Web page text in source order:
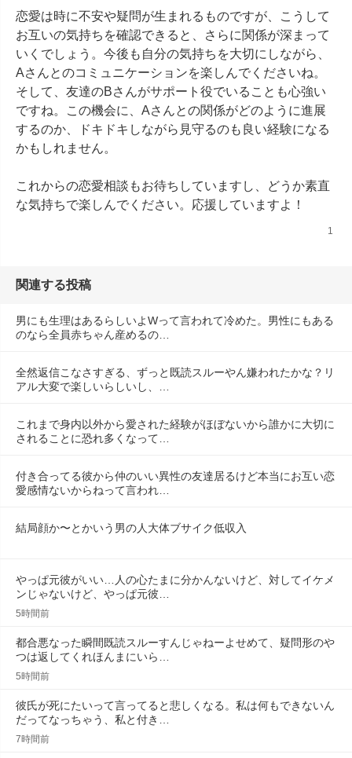
恋愛は時に不安や疑問が生まれるものですが、こうして
お互いの気持ちを確認できると、さらに関係が深まって
いくでしょう。今後も自分の気持ちを大切にしながら、
Aさんとのコミュニケーションを楽しんでくださいね。
そして、友達のBさんがサポート役でいることも心強い
ですね。この機会に、Aさんとの関係がどのように進展
するのか、ドキドキしながら見守るのも良い経験になる
かもしれません。
これからの恋愛相談もお待ちしていますし、どうか素直
な気持ちで楽しんでください。応援していますよ！
1
関連する投稿
男にも生理はあるらしいよWって言われて冷めた。男性にもある
のなら全員赤ちゃん産めるの…
全然返信こなさすぎる、ずっと既読スルーやん嫌われたかな？リ
アル大変で楽しいらしいし、…
これまで身内以外から愛された経験がほぼないから誰かに大切に
されることに恐れ多くなって…
付き合ってる彼から仲のいい異性の友達居るけど本当にお互い恋
愛感情ないからねって言われ…
結局顔か〜とかいう男の人大体ブサイク低収入
やっぱ元彼がいい…人の心たまに分かんないけど、対してイケメ
ンじゃないけど、やっぱ元彼…
5時間前
都合悪なった瞬間既読スルーすんじゃねーよせめて、疑問形のや
つは返してくれほんまにいら…
5時間前
彼氏が死にたいって言ってると悲しくなる。私は何もできないん
だってなっちゃう、私と付き…
7時間前